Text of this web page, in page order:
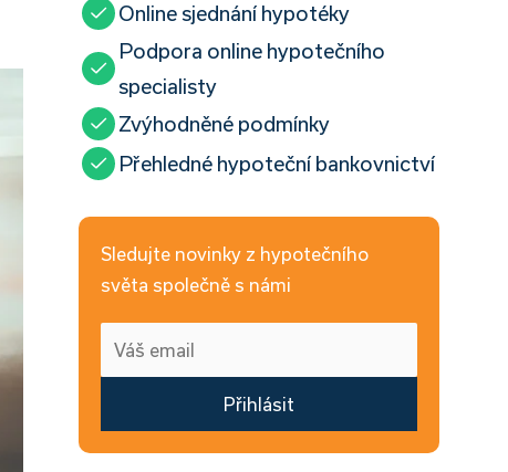
Online sjednání hypotéky
Podpora online hypotečního
specialisty
Zvýhodněné podmínky
Přehledné hypoteční bankovnictví
Sledujte novinky z hypotečního
světa společně s námi
Přihlásit